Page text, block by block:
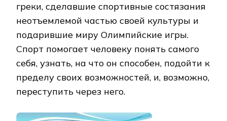
греки, сделавшие спортивные состязания
неотъемлемой частью своей культуры и
подарившие миру Олимпийские игры.
Спорт помогает человеку понять самого
себя, узнать, на что он способен, подойти к
пределу своих возможностей, и, возможно,
переступить через него.